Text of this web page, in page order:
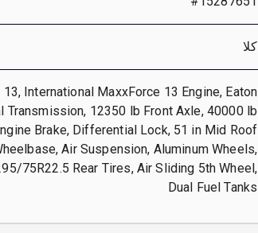
كلا
International MaxxForce 13 Engine, Eaton
Transmission, 12350 lb Front Axle, 40000 lb
Brake, Differential Lock, 51 in Mid Roof
Air Suspension, Aluminum Wheels,
75R22.5 Rear Tires, Air Sliding 5th Wheel,
Dual Fuel Tanks